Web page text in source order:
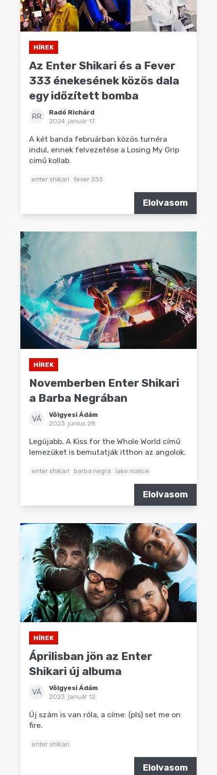
HÍREK
Az Enter Shikari és a Fever
333 énekesének közös dala
egy időzített bomba
RR
Radó Richárd
2024. január 17.
A két banda februárban közös turnéra
indul, ennek felvezetése a Losing My Grip
című kollab.
enter shikari fever 333
Elolvasom
HÍREK
Novemberben Enter Shikari
a Barba Negrában
VÁ
Völgyesi Ádám
2023. június 28.
Legújabb, A Kiss for the Whole World című
lemezüket is bemutatják itthon az angolok.
enter shikari barba negra lake malice
Elolvasom
HÍREK
Áprilisban jön az Enter
Shikari új albuma
VÁ
Völgyesi Ádám
2023. január 12.
Új szám is van róla, a címe: (pls) set me on
fire.
enter shikari
Elolvasom